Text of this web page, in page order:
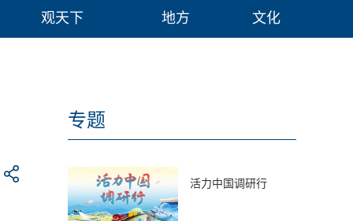
观天下 地方 文化
专题
活力中国调研行